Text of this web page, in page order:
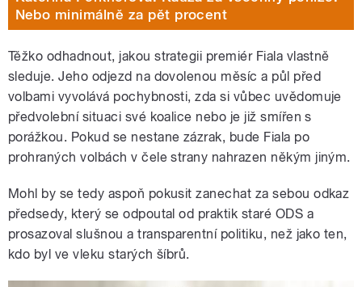
Nebo minimálně za pět procent
Těžko odhadnout, jakou strategii premiér Fiala vlastně
sleduje. Jeho odjezd na dovolenou měsíc a půl před
volbami vyvolává pochybnosti, zda si vůbec uvědomuje
předvolební situaci své koalice nebo je již smířen s
porážkou. Pokud se nestane zázrak, bude Fiala po
prohraných volbách v čele strany nahrazen někým jiným.
Mohl by se tedy aspoň pokusit zanechat za sebou odkaz
předsedy, který se odpoutal od praktik staré ODS a
prosazoval slušnou a transparentní politiku, než jako ten,
kdo byl ve vleku starých šíbrů.